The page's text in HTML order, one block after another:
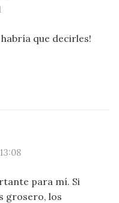
que decirles!
para mí. Si
grosero, los